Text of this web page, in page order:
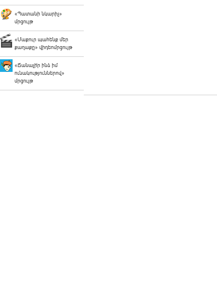
«Պատանի նկարիչ»
մրցույթ
«Մաքուր պահենք մեր
քաղաքը» վիդեոմրցույթ
«Ճանաչի՛ր ինձ իմ
ունակություններով»
մրցույթ